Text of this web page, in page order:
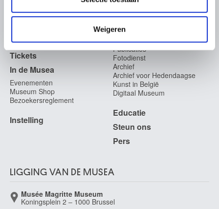
informatie die u aan ze heeft verstrekt of die ze hebben
verzameld op basis van uw gebruik van hun services.
Weigeren
Praktisch
Tickets
In de Musea
Evenementen
Museum Shop
Bezoekersreglement
Instelling
Onderzoek
Bibliotheek
Publicaties
Fotodienst
Archief
Archief voor Hedendaagse
Kunst in België
Digitaal Museum
Educatie
Steun ons
Pers
LIGGING VAN DE MUSEA
Musée Magritte Museum
Koningsplein 2 – 1000 Brussel